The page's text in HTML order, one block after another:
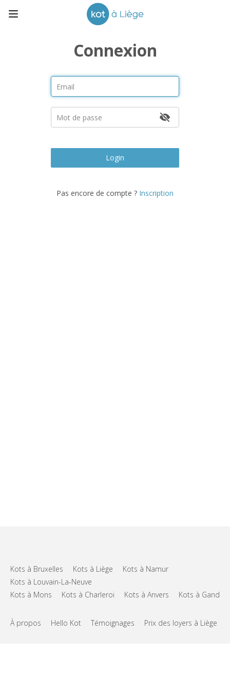
Connexion
Login
Pas encore de compte ? Inscription
Kots à Bruxelles Kots à Liège
Kots à Namur
Kots à Louvain-La-Neuve
Kots à Mons
Kots à Charleroi Kots à Anvers Kots à Gand
À propos Hello Kot Témoignages Prix des loyers à Liège